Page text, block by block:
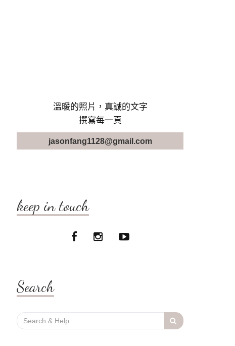
溫暖的照片，真誠的文字
撰寫每一頁
jasonfang1128@gmail.com
keep in touch
Search
Search
for: